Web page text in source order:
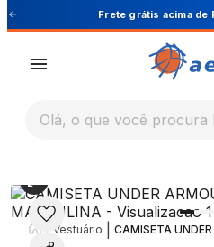
Cupom
Olá, o que você procura
Vestuário